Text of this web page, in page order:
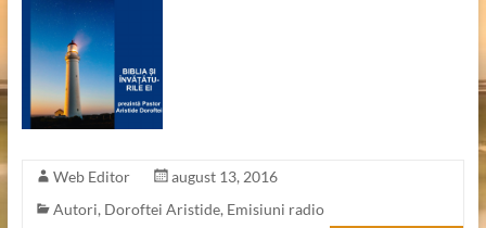
Web Editor
august 13, 2016
Autori, Doroftei Aristide, Emisiuni radio